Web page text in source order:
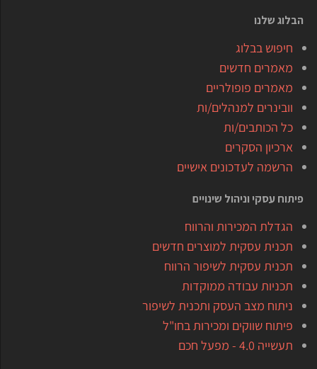
הבלוג שלנו
חיפוש בבלוג
מאמרים חדשים
מאמרים פופולריים
וובינרים למנהלים/ות
כל הכותבים/ות
ארכיון הסקרים
הרשמה לעדכונים אישיים
פיתוח עסקי וניהול שינויים
הגדלת המכירות והרווח
תכנית עסקית למוצרים חדשים
תכנית עסקית לשיפור הרווח
תכניות עבודה ממוקדות
ניתוח מצב העסק ותכנית לשיפור
פיתוח שווקים ומכירות בחו"ל
תעשייה 4.0 - מפעל חכם